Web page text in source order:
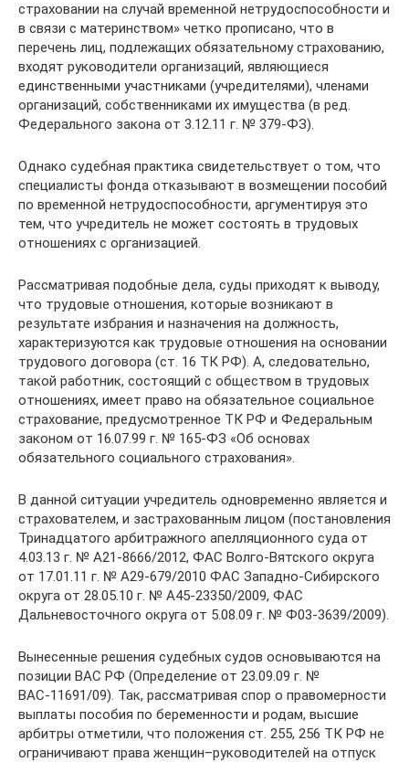
страховании на случай временной нетрудоспособности и
в связи с материнством» четко прописано, что в
перечень лиц, подлежащих обязательному страхованию,
входят руководители организаций, являющиеся
единственными участниками (учредителями), членами
организаций, собственниками их имущества (в ред.
Федерального закона от 3.12.11 г. № 379-ФЗ).
Однако судебная практика свидетельствует о том, что
специалисты фонда отказывают в возмещении пособий
по временной нетрудоспособности, аргументируя это
тем, что учредитель не может состоять в трудовых
отношениях с организацией.
Рассматривая подобные дела, суды приходят к выводу,
что трудовые отношения, которые возникают в
результате избрания и назначения на должность,
характеризуются как трудовые отношения на основании
трудового договора (ст. 16 ТК РФ). А, следовательно,
такой работник, состоящий с обществом в трудовых
отношениях, имеет право на обязательное социальное
страхование, предусмотренное ТК РФ и Федеральным
законом от 16.07.99 г. № 165-ФЗ «Об основах
обязательного социального страхования».
В данной ситуации учредитель одновременно является и
страхователем, и застрахованным лицом (постановления
Тринадцатого арбитражного апелляционного суда от
4.03.13 г. № А21-8666/2012, ФАС Волго-Вятского округа
от 17.01.11 г. № А29-679/2010 ФАС Западно-Сибирского
округа от 28.05.10 г. № А45-23350/2009, ФАС
Дальневосточного округа от 5.08.09 г. № Ф03-3639/2009).
Вынесенные решения судебных судов основываются на
позиции ВАС РФ (Определение от 23.09.09 г. №
ВАС-11691/09). Так, рассматривая спор о правомерности
выплаты пособия по беременности и родам, высшие
арбитры отметили, что положения ст. 255, 256 ТК РФ не
ограничивают права женщин–руководителей на отпуск